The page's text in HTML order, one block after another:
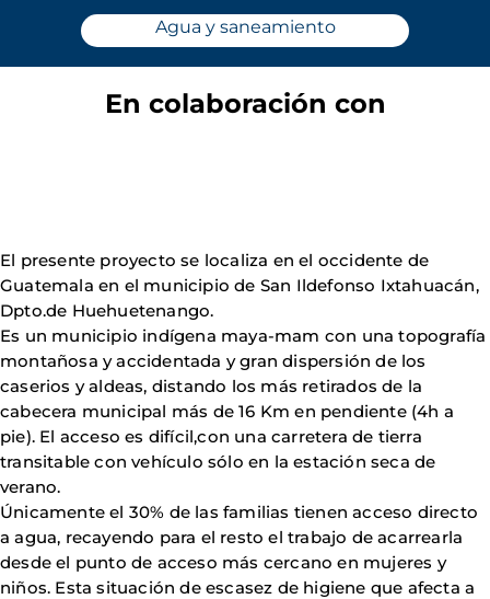
Agua y saneamiento
En colaboración con
El presente proyecto se localiza en el occidente de
Guatemala en el municipio de San Ildefonso Ixtahuacán,
Dpto.de Huehuetenango.
Es un municipio indígena maya-mam con una topografía
montañosa y accidentada y gran dispersión de los
caserios y aldeas, distando los más retirados de la
cabecera municipal más de 16 Km en pendiente (4h a
pie). El acceso es difícil,con una carretera de tierra
transitable con vehículo sólo en la estación seca de
verano.
Únicamente el 30% de las familias tienen acceso directo
a agua, recayendo para el resto el trabajo de acarrearla
desde el punto de acceso más cercano en mujeres y
niños. Esta situación de escasez de higiene que afecta a